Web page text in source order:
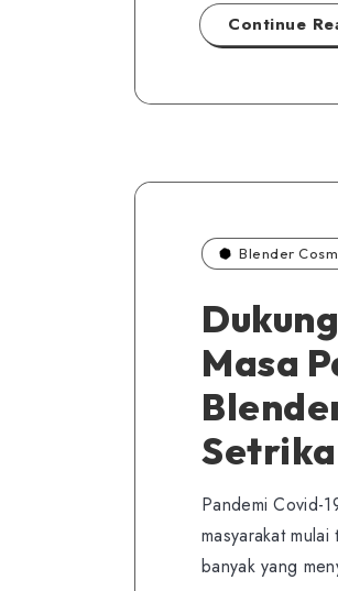
Continue
Blender
Masa
Setrika
Pandemi Covid-
masyarakat
banyak yang